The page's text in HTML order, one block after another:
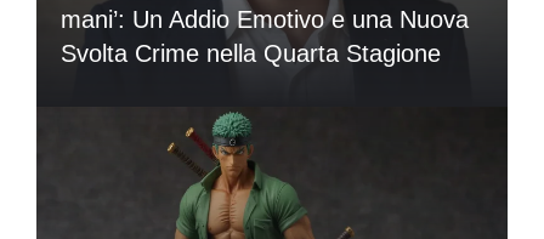
mani’: Un Addio Emotivo e una Nuova
Svolta Crime nella Quarta Stagione